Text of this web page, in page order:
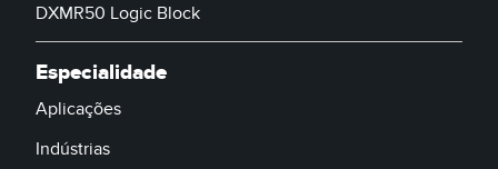
DXMR50 Logic Block
Especialidade
Aplicações
Indústrias